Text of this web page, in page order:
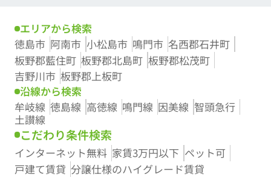
エリアから検索
徳島市 阿南市 小松島市 鳴門市 名西郡石井町
板野郡藍住町 板野郡北島町 板野郡松茂町
吉野川市 板野郡上板町
沿線から検索
牟岐線 徳島線 高徳線 鳴門線 因美線 智頭急行
土讃線
こだわり条件検索
インターネット無料 家賃3万円以下 ペット可
戸建て賃貸 分譲仕様のハイグレード賃貸